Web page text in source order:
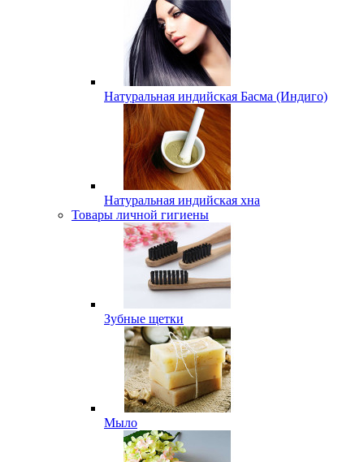
Натуральная индийская Басма (Индиго)
Натуральная индийская хна
Товары личной гигиены
Зубные щетки
Мыло